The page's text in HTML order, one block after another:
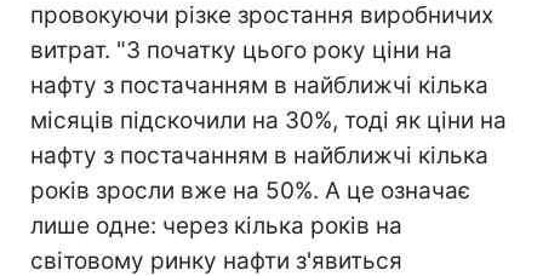
провокуючи різке зростання виробничих
витрат. "З початку цього року ціни на
нафту з постачанням в найближчі кілька
місяців підскочили на 30%, тоді як ціни на
нафту з постачанням в найближчі кілька
років зросли вже на 50%. А це означає
лише одне: через кілька років на
світовому ринку нафти з'явиться